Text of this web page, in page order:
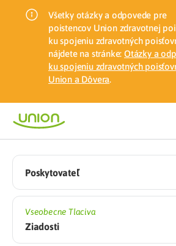
Všetky otázky a odpovede pre
poistencov Union zdravotnej
ku spojeniu zdravotných
nájdete na stránke: Otázky a
ku spojeniu zdravotných
Union a Dôvera.
Poskytovateľ
Vseobecne Tlaciva
Ziadosti